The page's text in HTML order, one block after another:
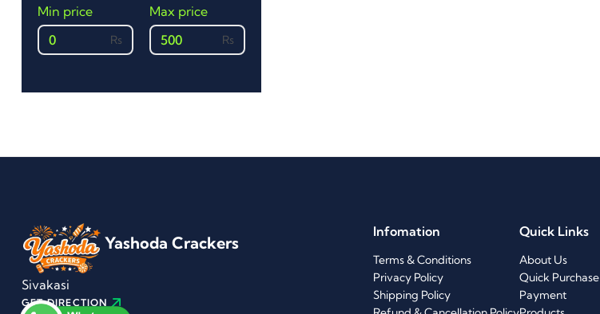
Min price
0
Max price
500
Yashoda Crackers
Sivakasi
GET DIRECTION
Infomation
Terms & Conditions
Privacy Policy
Shipping Policy
Quick Links
About Us
Quick Purchase
Payment